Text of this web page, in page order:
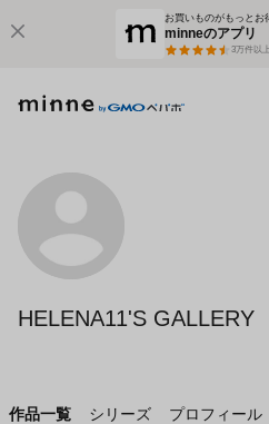
お買いものがもっとお
minneのアプリ
3万件以上
HELENA11'S GALLERY
作品一覧 シリーズ プロフィール